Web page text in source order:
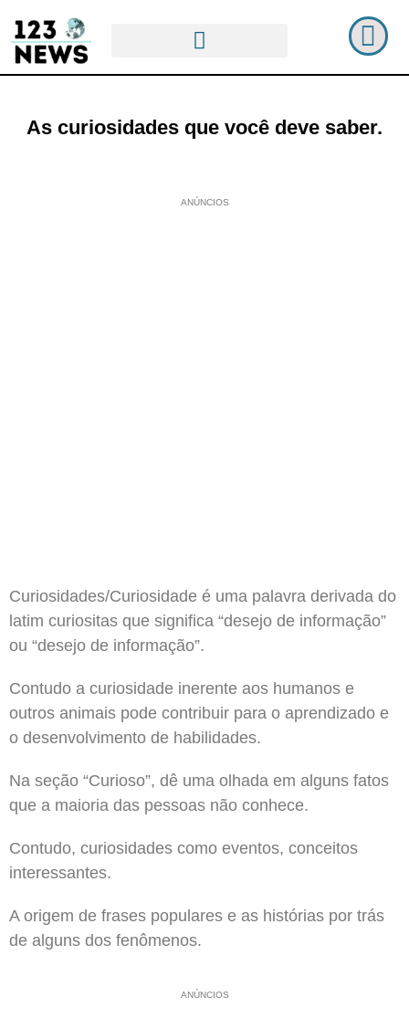
As curiosidades que você deve saber.
ANÚNCIOS
Curiosidades/Curiosidade é uma palavra derivada do
latim curiositas que significa “desejo de informação”
ou “desejo de informação”.
Contudo a curiosidade inerente aos humanos e
outros animais pode contribuir para o aprendizado e
o desenvolvimento de habilidades.
Na seção “Curioso”, dê uma olhada em alguns fatos
que a maioria das pessoas não conhece.
Contudo, curiosidades como eventos, conceitos
interessantes.
A origem de frases populares e as histórias por trás
de alguns dos fenômenos.
ANÚNCIOS